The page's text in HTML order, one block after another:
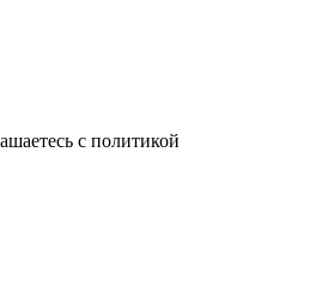
с политикой